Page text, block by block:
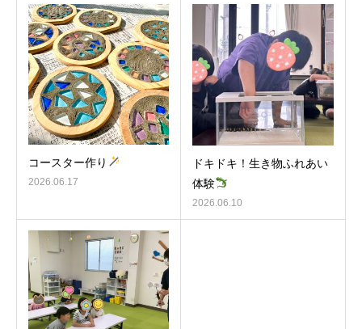
コースター作り
2026.06.17
ドキドキ！生き物ふれあい
体験
2026.06.10